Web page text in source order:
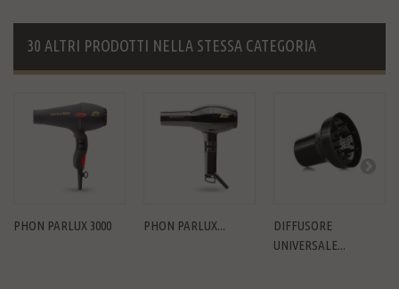
30 ALTRI PRODOTTI NELLA STESSA CATEGORIA
PHON PARLUX 3000 PHON PARLUX...
DIFFUSORE
UNIVERSALE...